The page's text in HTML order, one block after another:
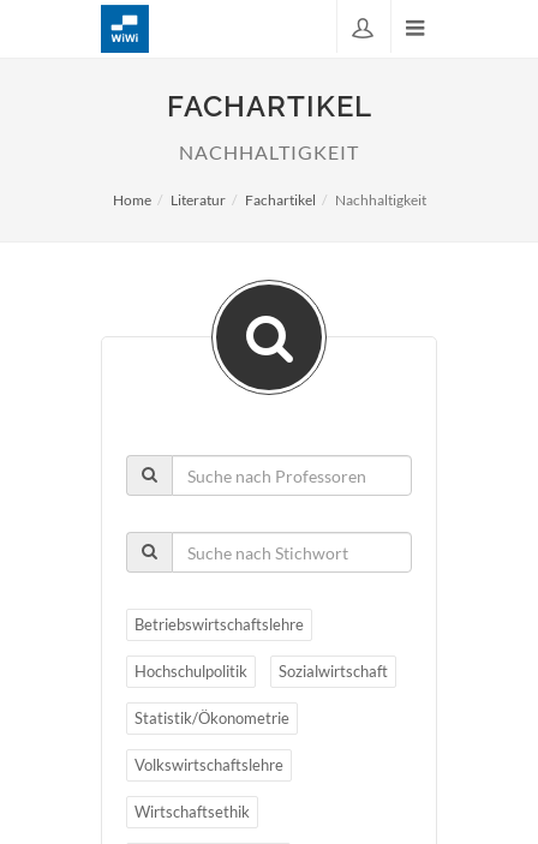
FACHARTIKEL
NACHHALTIGKEIT
Home Literatur Fachartikel Nachhaltigkeit
Betriebswirtschaftslehre
Hochschulpolitik Sozialwirtschaft
Statistik/Ökonometrie
Volkswirtschaftslehre
Wirtschaftsethik